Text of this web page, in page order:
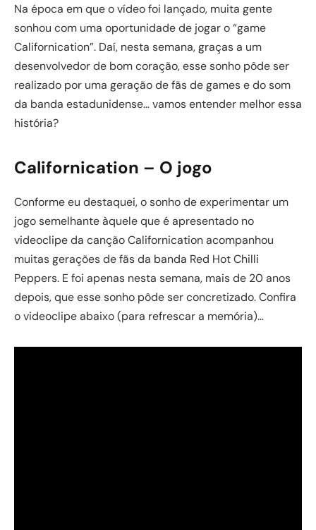
Na época em que o vídeo foi lançado, muita gente
sonhou com uma oportunidade de jogar o “game
Californication”. Daí, nesta semana, graças a um
desenvolvedor de bom coração, esse sonho pôde ser
realizado por uma geração de fãs de games e do som
da banda estadunidense… vamos entender melhor essa
história?
Californication – O jogo
Conforme eu destaquei, o sonho de experimentar um
jogo semelhante àquele que é apresentado no
videoclipe da canção Californication acompanhou
muitas gerações de fãs da banda Red Hot Chilli
Peppers. E foi apenas nesta semana, mais de 20 anos
depois, que esse sonho pôde ser concretizado. Confira
o videoclipe abaixo (para refrescar a memória)…